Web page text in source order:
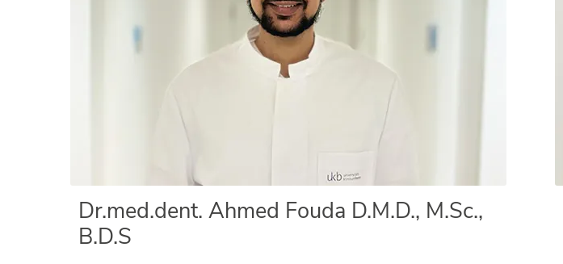
Dr.med.dent. Ahmed Fouda D.M.D., M.Sc.,
B.D.S